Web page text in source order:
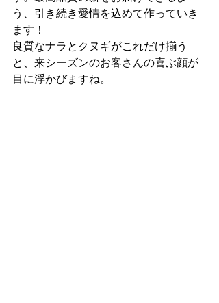
う、引き続き愛情を込めて作っていき
ます！
良質なナラとクヌギがこれだけ揃う
と、来シーズンのお客さんの喜ぶ顔が
目に浮かびますね。